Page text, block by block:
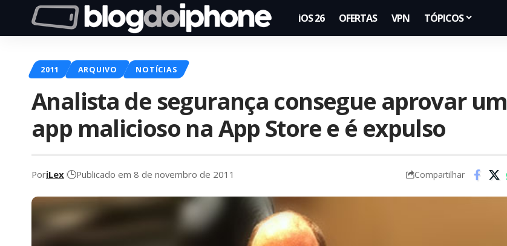
iOS 26 OFERTAS VPN TÓPICOS
2011 ARQUIVO NOTÍCIAS
Analista de segurança consegue aprovar um
app malicioso na App Store e é expulso
PoriLex Publicado em 8 de novembro de 2011 Compartilhar